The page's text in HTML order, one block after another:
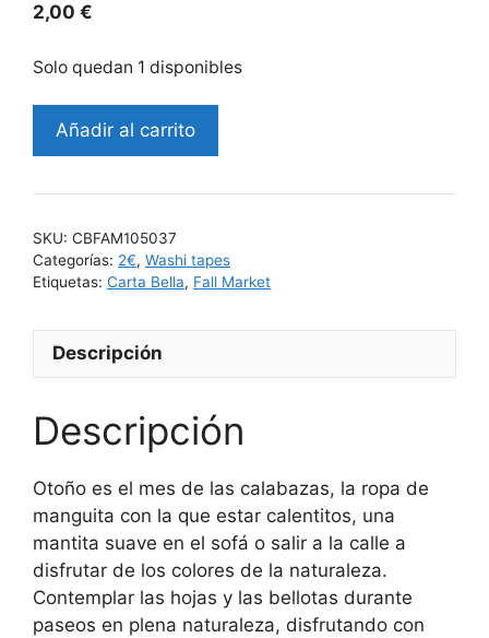
2,00 €
Solo quedan 1 disponibles
Añadir al carrito
SKU: CBFAM105037
Categorías: 2€, Washi tapes
Etiquetas: Carta Bella, Fall Market
Descripción
Descripción
Otoño es el mes de las calabazas, la ropa de
manguita con la que estar calentitos, una
mantita suave en el sofá o salir a la calle a
disfrutar de los colores de la naturaleza.
Contemplar las hojas y las bellotas durante
paseos en plena naturaleza, disfrutando con